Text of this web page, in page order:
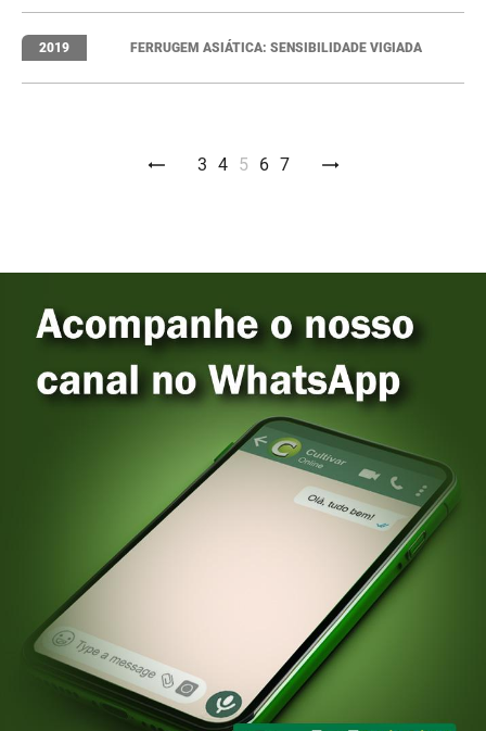
2019 FERRUGEM ASIÁTICA: SENSIBILIDADE VIGIADA
3 4 5 6 7